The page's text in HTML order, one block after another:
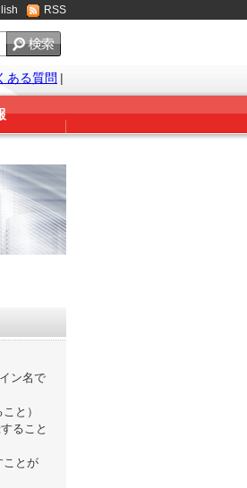
RSS
ある質問 |
ン名で
と）
ること
ことが